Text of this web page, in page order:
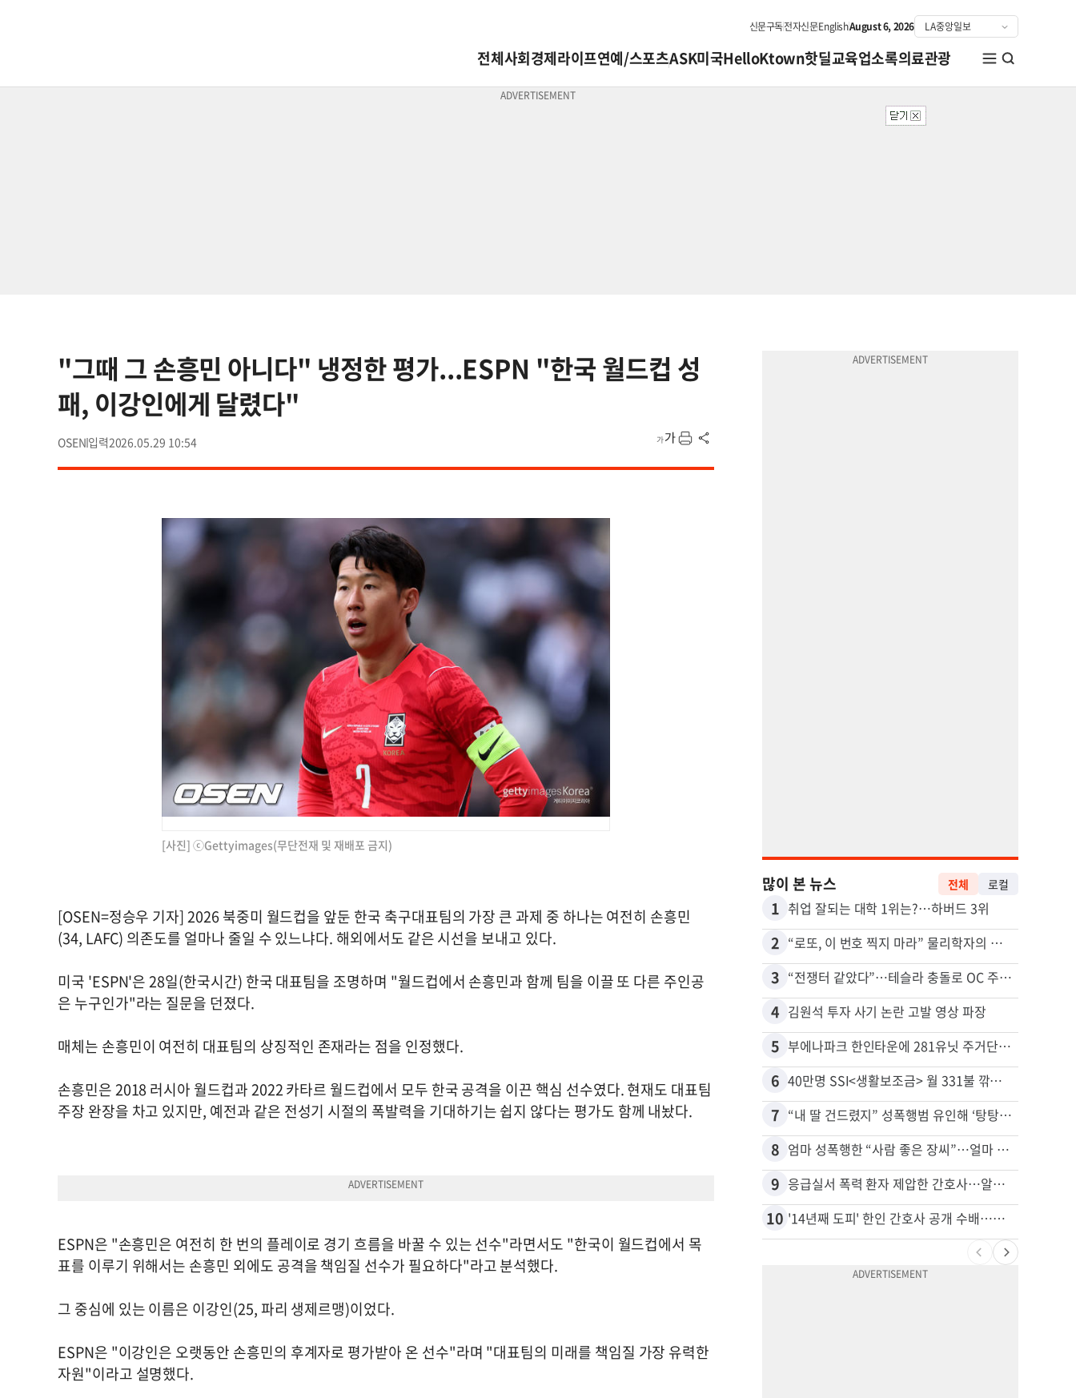
신문구독전자신문EnglishAugust 6, 2026
전체사회경제라이프연예/스포츠ASK미국HelloKtown핫딜교육업소록의료관광
"그때 그 손흥민 아니다" 냉정한 평가...ESPN "한국 월드컵 성
패, 이강인에게 달렸다"
OSEN 2026.05.29 10:54
[사진] ⓒGettyimages(무단전재 및 재배포 금지)
[OSEN=정승우 기자] 2026 북중미 월드컵을 앞둔 한국 축구대표팀의 가장 큰 과제 중 하나는 여전히 손흥민
(34, LAFC) 의존도를 얼마나 줄일 수 있느냐다. 해외에서도 같은 시선을 보내고 있다.
미국 'ESPN'은 28일(한국시간) 한국 대표팀을 조명하며 "월드컵에서 손흥민과 함께 팀을 이끌 또 다른 주인공
은 누구인가"라는 질문을 던졌다.
매체는 손흥민이 여전히 대표팀의 상징적인 존재라는 점을 인정했다.
손흥민은 2018 러시아 월드컵과 2022 카타르 월드컵에서 모두 한국 공격을 이끈 핵심 선수였다. 현재도 대표팀
주장 완장을 차고 있지만, 예전과 같은 전성기 시절의 폭발력을 기대하기는 쉽지 않다는 평가도 함께 내놨다.
ESPN은 "손흥민은 여전히 한 번의 플레이로 경기 흐름을 바꿀 수 있는 선수"라면서도 "한국이 월드컵에서 목
표를 이루기 위해서는 손흥민 외에도 공격을 책임질 선수가 필요하다"라고 분석했다.
그 중심에 있는 이름은 이강인(25, 파리 생제르맹)이었다.
ESPN은 "이강인은 오랫동안 손흥민의 후계자로 평가받아 온 선수"라며 "대표팀의 미래를 책임질 가장 유력한
자원"이라고 설명했다.
많이 본 뉴스 전체 로컬
1 취업 잘되는 대학 1위는?…하버드 3위
2 “로또, 이 번호 찍지 마라” 물리학자의 당첨금 높이는 비밀
3 “전쟁터 같았다”…테슬라 충돌로 OC 주택 4채 파손
4 김원석 투자 사기 논란 고발 영상 파장
5 부에나파크 한인타운에 281유닛 주거단지 들어선다
6 40만명 SSI<생활보조금> 월 331불 깎이나
7 “내 딸 건드렸지” 성폭행범 유인해 ‘탕탕’…아빠의 복수 결말
8 엄마 성폭행한 “사람 좋은 장씨”…얼마 뒤 딸 배도 불러왔다
9 응급실서 폭력 환자 제압한 간호사…알고 보니
10 '14년째 도피' 한인 간호사 공개 수배…메디케어 사기 유죄